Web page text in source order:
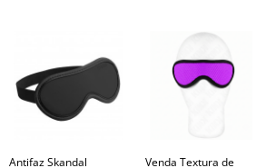
Antifaz Skandal
Venda Textura de